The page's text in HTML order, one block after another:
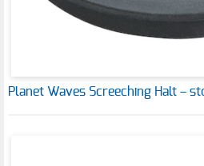
Planet Waves Screeching Halt –